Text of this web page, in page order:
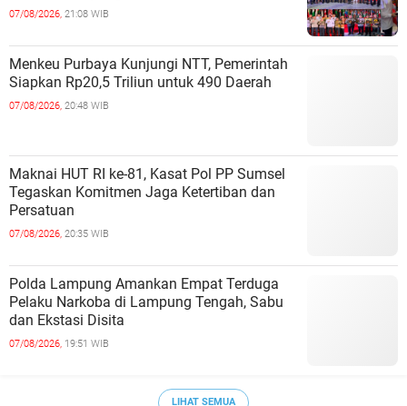
07/08/2026, 21:08 WIB
Menkeu Purbaya Kunjungi NTT, Pemerintah
Siapkan Rp20,5 Triliun untuk 490 Daerah
07/08/2026, 20:48 WIB
Maknai HUT RI ke-81, Kasat Pol PP Sumsel
Tegaskan Komitmen Jaga Ketertiban dan
Persatuan
07/08/2026, 20:35 WIB
Polda Lampung Amankan Empat Terduga
Pelaku Narkoba di Lampung Tengah, Sabu
dan Ekstasi Disita
07/08/2026, 19:51 WIB
LIHAT SEMUA